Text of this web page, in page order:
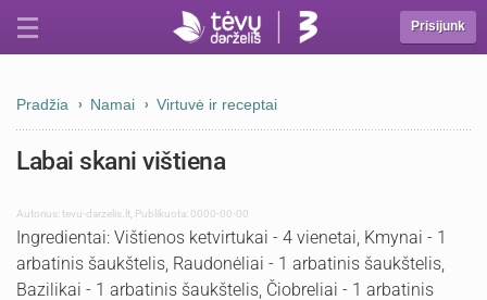
Prisijunk
Pradžia Namai Virtuvė ir receptai
Labai skani vištiena
Autorius:tevu-darzelis.lt Publikuota: 0000-00-00
Ingredientai: Vištienos ketvirtukai - 4 vienetai, Kmynai - 1
arbatinis šaukštelis, Raudonėliai - 1 arbatinis šaukštelis,
Bazilikai - 1 arbatinis šaukštelis, Čiobreliai - 1 arbatinis